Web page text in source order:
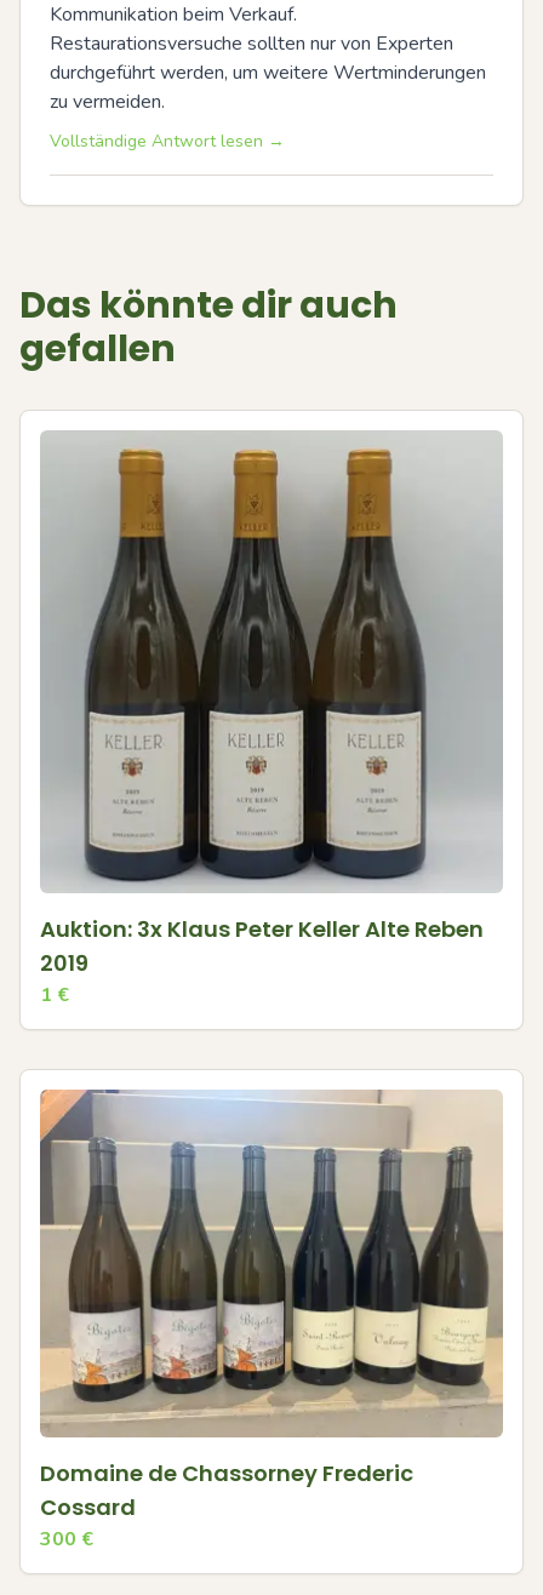
Kommunikation beim Verkauf.
Restaurationsversuche sollten nur von Experten
durchgeführt werden, um weitere Wertminderungen
zu vermeiden.
Vollständige Antwort lesen →
Das könnte dir auch
gefallen
Auktion: 3x Klaus Peter Keller Alte Reben
2019
1 €
Domaine de Chassorney Frederic
Cossard
300 €